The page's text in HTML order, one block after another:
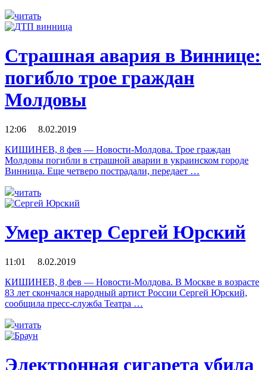
читать
Страшная авария в Виннице:
погибло трое граждан
Молдовы
12:06 8.02.2019
КИШИНЕВ, 8 фев — Новости-Молдова. Трое граждан
Молдовы погибли в страшной аварии в украинском городе
Винница. Еще четверо пострадали, передает …
читать
Умер актер Сергей Юрский
11:01 8.02.2019
КИШИНЕВ, 8 фев — Новости-Молдова. В Москве в возрасте
83 лет скончался народный артист России Сергей Юрский,
сообщила пресс-служба Театра …
читать
Электронная сигарета убила